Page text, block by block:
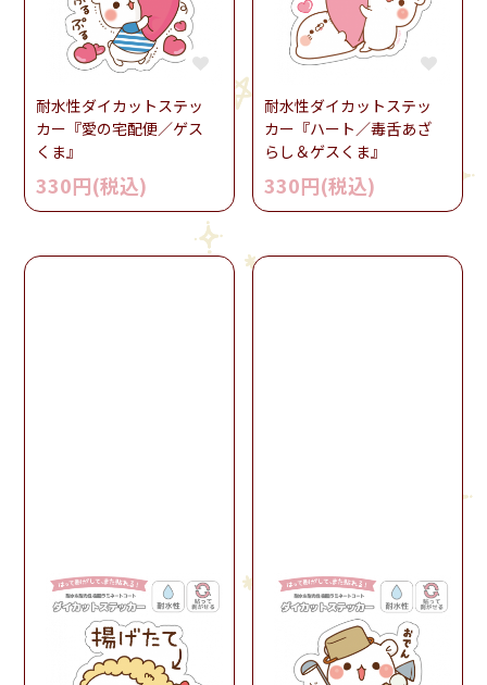
耐水性ダイカットステッ
カー『愛の宅配便／ゲス
くま』
330円(税込)
耐水性ダイカットステッ
カー『ハート／毒舌あざ
らし＆ゲスくま』
330円(税込)